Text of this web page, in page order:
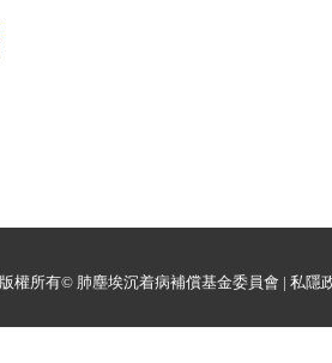
版權所有© 肺塵埃沉着病補償基金委員會 | 私隱